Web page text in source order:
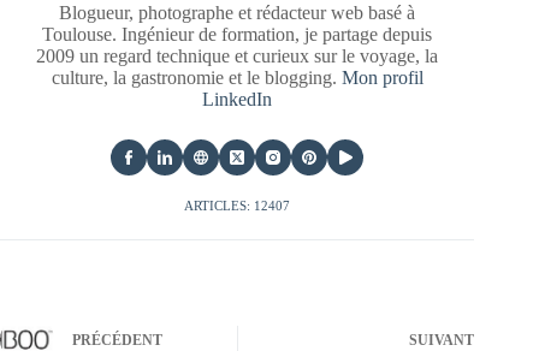
Blogueur, photographe et rédacteur web basé à
Toulouse. Ingénieur de formation, je partage depuis
2009 un regard technique et curieux sur le voyage, la
culture, la gastronomie et le blogging. Mon profil
LinkedIn
ARTICLES: 12407
PRÉCÉDENT SUIVANT